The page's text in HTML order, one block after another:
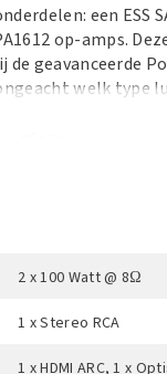
een ESS
op-amps.
geavanceerde
welk type
omgeving en
resultaat is een
Chromecast,
2 x 100 Watt @ 8Ω
1 x Stereo RCA
1 x HDMI ARC, 1 x